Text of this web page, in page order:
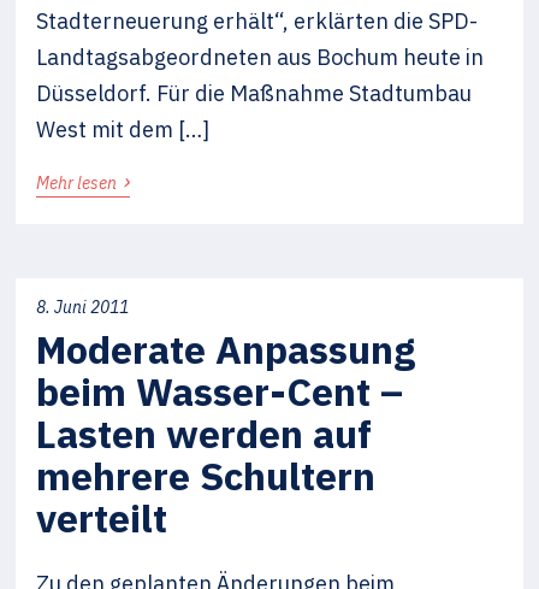
Stadterneuerung erhält“, erklärten die SPD-
Landtagsabgeordneten aus Bochum heute in
Düsseldorf. Für die Maßnahme Stadtumbau
West mit dem […]
Mehr lesen ›
8. Juni 2011
Moderate Anpassung
beim Wasser-Cent –
Lasten werden auf
mehrere Schultern
verteilt